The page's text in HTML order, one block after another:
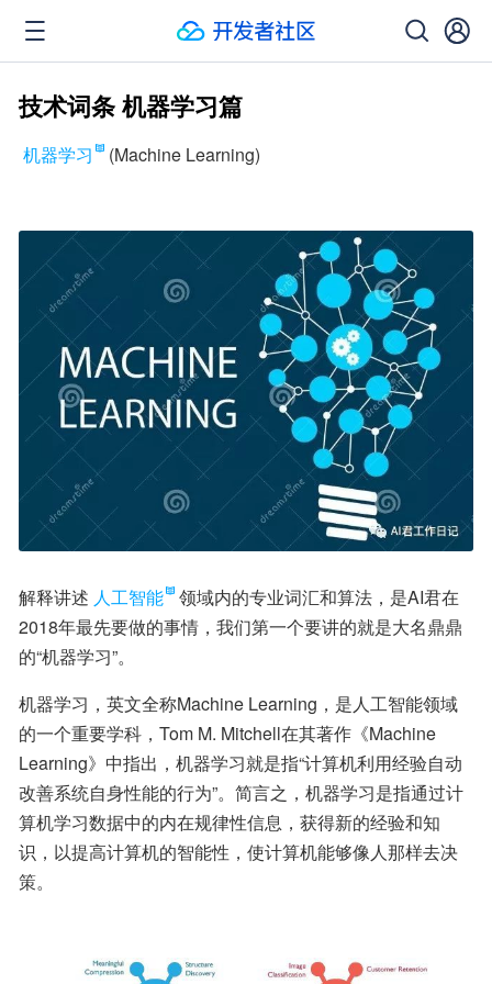
技术词条 机器学习篇
机器学习 (Machine Learning)
解释讲述 人工智能
领域内的专业词汇和算法，是AI君在
2018年最先要做的事情，我们第一个要讲的就是大名鼎鼎
的“机器学习”。
机器学习，英文全称Machine Learning，是人工智能领域
的一个重要学科，Tom M. Mitchell在其著作《Machine
Learning》中指出，机器学习就是指“计算机利用经验自动
改善系统自身性能的行为”。简言之，机器学习是指通过计
算机学习数据中的内在规律性信息，获得新的经验和知
识，以提高计算机的智能性，使计算机能够像人那样去决
策。